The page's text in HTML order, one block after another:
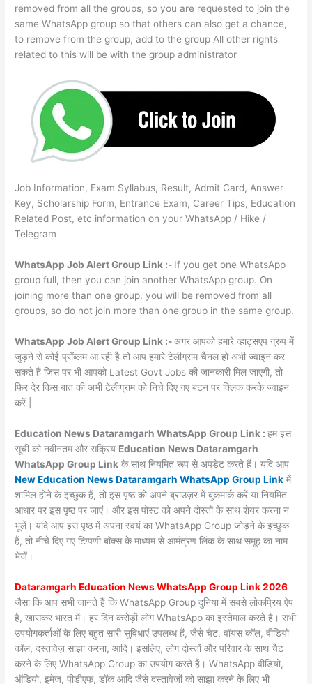
removed from all the groups, so you are requested to join the
same WhatsApp group so that others can also get a chance,
to remove from the group, add to the group All other rights
related to this will be with the group administrator
Job Information, Exam Syllabus, Result, Admit Card, Answer
Key, Scholarship Form, Entrance Exam, Career Tips, Education
Related Post, etc information on your WhatsApp / Hike /
Telegram
WhatsApp Job Alert Group Link :- If you get one WhatsApp
group full, then you can join another WhatsApp group. On
joining more than one group, you will be removed from all
groups, so do not join more than one group in the same group.
WhatsApp Job Alert Group Link :-अगर आपको हमारे व्हाट्सएप ग्रुप में
जुड़ने से कोई प्रॉब्लम आ रही है तो आप हमारे टेलीग्राम चैनल हो अभी ज्वाइन कर
सकते हैं जिस पर भी आपको Latest Govt Jobs की जानकारी मिल जाएगी, तो
फिर देर किस बात की अभी टेलीग्राम को निचे दिए गए बटन पर क्लिक करके ज्वाइन
करें |
Education News Dataramgarh WhatsApp Group Link :हम इस
सूची को नवीनतम और सक्रिय Education News Dataramgarh
WhatsApp Group Link के साथ नियमित रूप से अपडेट करते हैं। यदि आप
New Education News Dataramgarh WhatsApp Group Link में
शामिल होने के इच्छुक हैं, तो इस पृष्ठ को अपने ब्राउज़र में बुकमार्क करें या नियमित
आधार पर इस पृष्ठ पर जाएं। और इस पोस्ट को अपने दोस्तों के साथ शेयर करना न
भूलें। यदि आप इस पृष्ठ में अपना स्वयं का WhatsApp Group जोड़ने के इच्छुक
हैं, तो नीचे दिए गए टिप्पणी बॉक्स के माध्यम से आमंत्रण लिंक के साथ समूह का नाम
भेजें।
Dataramgarh Education News WhatsApp Group Link 2026
जैसा कि आप सभी जानते हैं कि WhatsApp Group दुनिया में सबसे लोकप्रिय ऐप
है, खासकर भारत में। हर दिन करोड़ों लोग WhatsApp का इस्तेमाल करते हैं। सभी
उपयोगकर्ताओं के लिए बहुत सारी सुविधाएं उपलब्ध हैं, जैसे चैट, वॉयस कॉल, वीडियो
कॉल, दस्तावेज़ साझा करना, आदि। इसलिए, लोग दोस्तों और परिवार के साथ चैट
करने के लिए WhatsApp Group का उपयोग करते हैं। WhatsApp वीडियो,
ऑडियो, इमेज, पीडीएफ, डॉक आदि जैसे दस्तावेजों को साझा करने के लिए भी